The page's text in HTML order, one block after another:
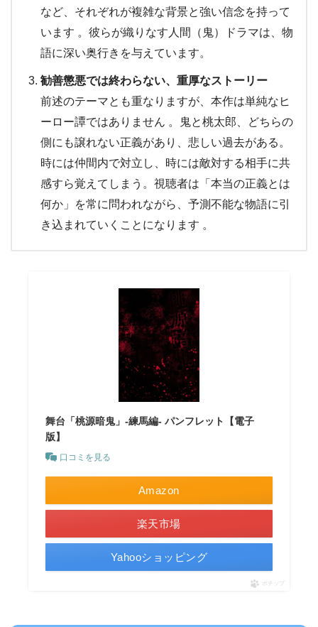
など、それぞれが複雑な背景と強い信念を持って
います 。彼らが織りなす人間（鬼）ドラマは、物
語に深い奥行きを与えています。
勧善懲悪では終わらない、重厚なストーリー
前述のテーマとも重なりますが、本作は単純なヒ
ーロー譚ではありません 。鬼と桃太郎、どちらの
側にも譲れない正義があり、悲しい過去がある。
時には仲間内で対立し、時には敵対する相手に共
感すら覚えてしまう。視聴者は「本当の正義とは
何か」を常に問われながら、予測不能な物語に引
き込まれていくことになります 。
舞台「桃源暗鬼」-練馬編- パンフレット【電子
版】
口コミを見る
Amazon
楽天市場
Yahooショッピング
ポチップ